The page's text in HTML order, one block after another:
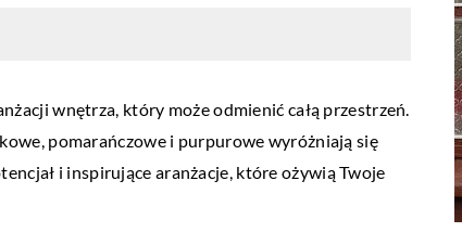
wnętrza, który może odmienić całą przestrzeń.
pomarańczowe i purpurowe wyróżniają się
i inspirujące aranżacje, które ożywią Twoje